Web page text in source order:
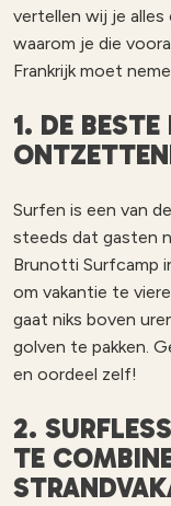
vertellen wij je
waarom je die
Frankrijk moet
1. DE BESTE
Surfen is een van
steeds dat gasten
Brunotti Surfcamp
om vakantie te
gaat niks boven
golven te pakken.
en oordeel zelf!
2.
TE